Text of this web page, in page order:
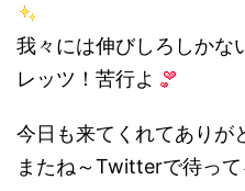
我々には伸びしろしかな
レッツ！苦行よ
今日も来てくれてありが
またね～Twitterで待って